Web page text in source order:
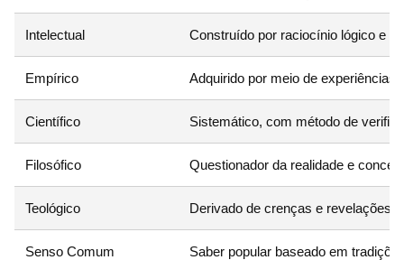
Intelectual Construído por raciocínio lógico e
Empírico Adquirido por meio de experiências
Científico Sistemático, com método de
Filosófico Questionador da realidade e
Teológico Derivado de crenças e revelações
Senso Comum Saber popular baseado em